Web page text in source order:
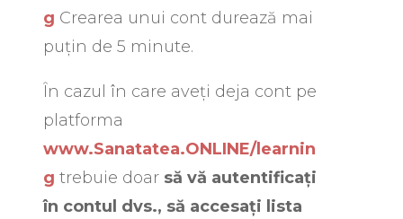
g Crearea unui cont durează mai
puțin de 5 minute.
În cazul în care aveți deja cont pe
platforma
www.Sanatatea.ONLINE/learnin
g trebuie doar să vă autentificați
în contul dvs., să accesați lista